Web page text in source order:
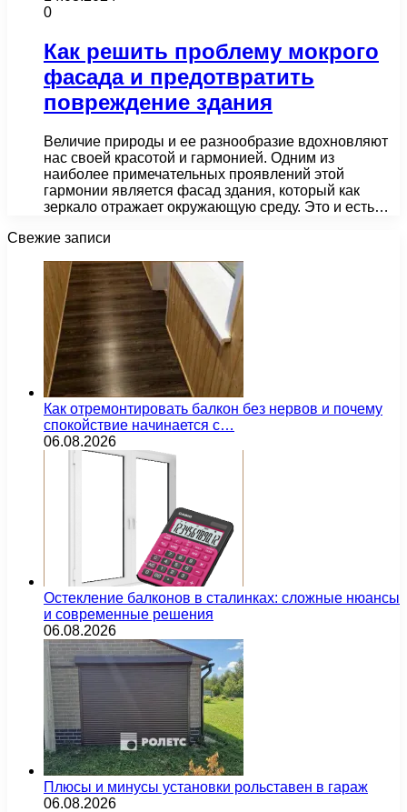
0
Как решить проблему мокрого
фасада и предотвратить
повреждение здания
Величие природы и ее разнообразие вдохновляют
нас своей красотой и гармонией. Одним из
наиболее примечательных проявлений этой
гармонии является фасад здания, который как
зеркало отражает окружающую среду. Это и есть…
Свежие записи
Как отремонтировать балкон без нервов и почему
спокойствие начинается с…
06.08.2026
Остекление балконов в сталинках: сложные нюансы
и современные решения
06.08.2026
Плюсы и минусы установки рольставен в гараж
06.08.2026